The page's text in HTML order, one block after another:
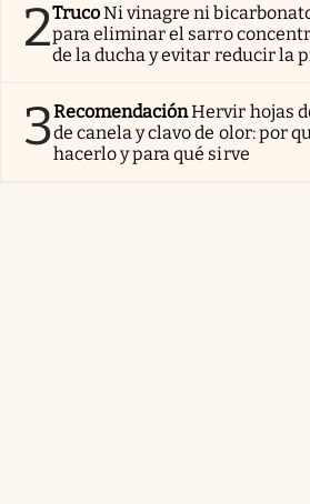
2TrucoNi vinagre ni
para eliminar el sarro
de la ducha y evitar reducir la
3RecomendaciónHervir hojas
de canela y clavo de olor: por
hacerlo y para qué sirve